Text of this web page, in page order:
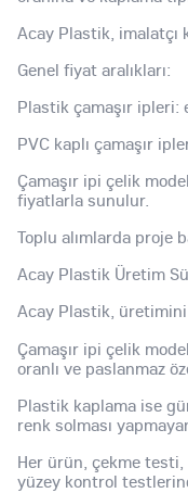
Acay Plastik, imalatçı
Genel fiyat aralıkları:
Plastik çamaşır
PVC kaplı çamaşır
Çamaşır ipi çelik
fiyatlarla sunulur.
Toplu alımlarda proje
Acay Plastik Üretim
Acay Plastik,
Çamaşır ipi çelik
oranlı ve paslanmaz
Plastik kaplama ise
renk solması
Her ürün, çekme
yüzey kontrol